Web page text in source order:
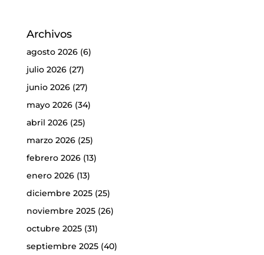
Archivos
agosto 2026(6)
julio 2026(27)
junio 2026(27)
mayo 2026(34)
abril 2026(25)
marzo 2026(25)
febrero 2026(13)
enero 2026(13)
diciembre 2025(25)
noviembre 2025(26)
octubre 2025(31)
septiembre 2025(40)